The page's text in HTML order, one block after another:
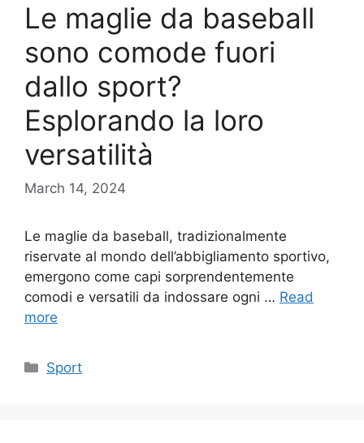
Le maglie da baseball
sono comode fuori
dallo sport?
Esplorando la loro
versatilità
March 14, 2024
Le maglie da baseball, tradizionalmente
riservate al mondo dell’abbigliamento sportivo,
emergono come capi sorprendentemente
comodi e versatili da indossare ogni … Read
more
Categories
Sport